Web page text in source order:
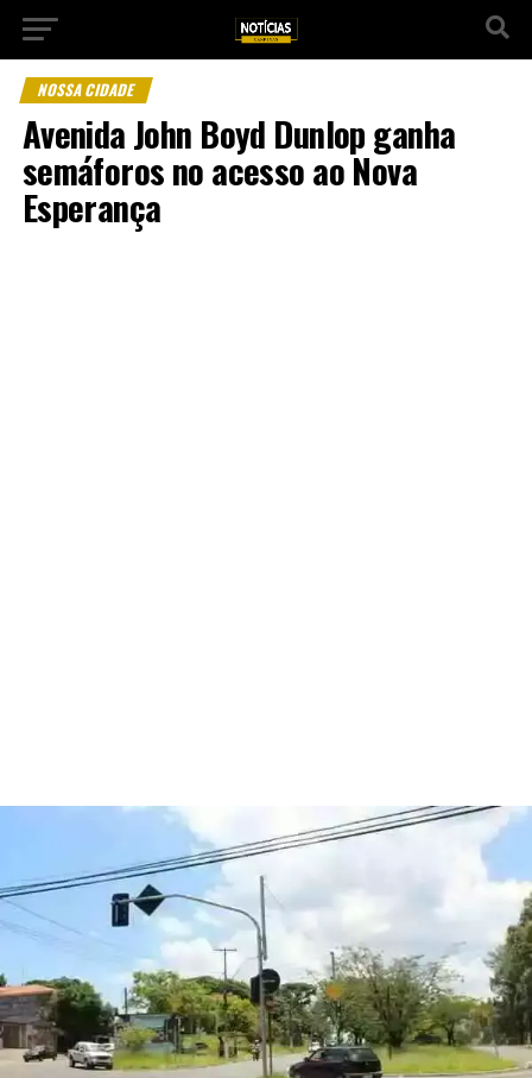
NOSSA CIDADE
Avenida John Boyd Dunlop ganha
semáforos no acesso ao Nova
Esperança